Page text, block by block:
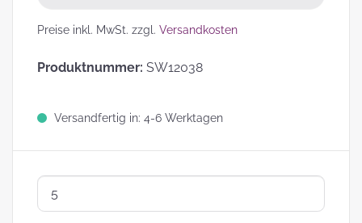
Preise inkl. MwSt. zzgl. Versandkosten
Produktnummer: SW12038
Versandfertig in: 4-6 Werktagen